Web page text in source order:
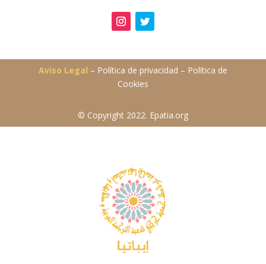
Aviso Legal – Política de privacidad – Política de
Cookies
© Copyright 2022. Epatia.org